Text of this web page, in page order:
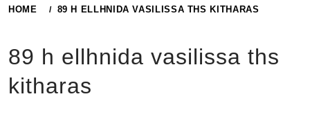
HOME 89 H ELLHNIDA VASILISSA THS KITHARAS
89 h ellhnida vasilissa ths
kitharas